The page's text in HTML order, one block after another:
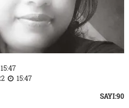
15:47
15:47
SAYI:90